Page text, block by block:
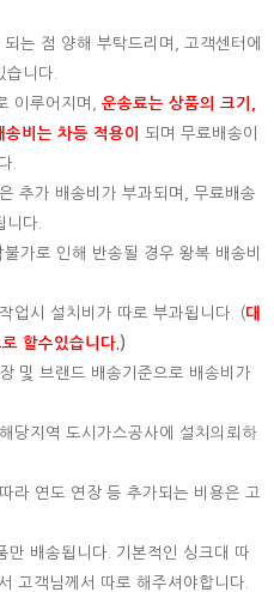
는 점 양해 부탁드리며, 고객센터에
니다.
이루어지며, 운송료는 상품의 크기,
비는 차등 적용이
되며 무료배송이
.
추가 배송비가 부과되며, 무료배송
다.
가로 인해 반송될 경우 왕복 배송비
업시 설치비가 따로 부과됩니다. (대
할수있습니다. )
및 브랜드 배송기준으로 배송비가
당지역 도시가스공사에 설치의뢰하
라 연도 연장 등 추가되는 비용은 고
만 배송됩니다. 기본적인 싱크대 따
고객님께서 따로 해주셔야합니다.